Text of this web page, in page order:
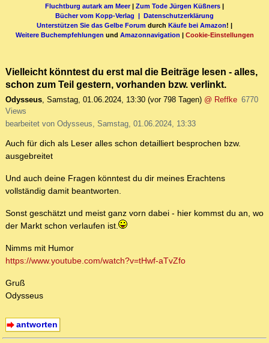
Fluchtburg autark am Meer| Zum Tode Jürgen Küßners |
Bücher vom Kopp-Verlag | Datenschutzerklärung
Unterstützen Sie das Gelbe Forum durch Käufe bei Amazon! |
Weitere Buchempfehlungen und Amazonnavigation | Cookie-Einstellungen
Vielleicht könntest du erst mal die Beiträge lesen - alles,
schon zum Teil gestern, vorhanden bzw. verlinkt.
Odysseus, Samstag, 01.06.2024, 13:30 (vor 798 Tagen) @ Reffke 6770
Views
bearbeitet von Odysseus, Samstag, 01.06.2024, 13:33
Auch für dich als Leser alles schon detailliert besprochen bzw.
ausgebreitet
Und auch deine Fragen könntest du dir meines Erachtens
vollständig damit beantworten.
Sonst geschätzt und meist ganz vorn dabei - hier kommst du an, wo
der Markt schon verlaufen ist.
Nimms mit Humor
https://www.youtube.com/watch?v=tHwf-aTvZfo
Gruß
Odysseus
antworten